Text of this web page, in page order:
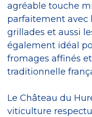
agréable touche
parfaitement avec
grillades et aussi
également idéal
fromages affinés
traditionnelle
Le Château du
viticulture